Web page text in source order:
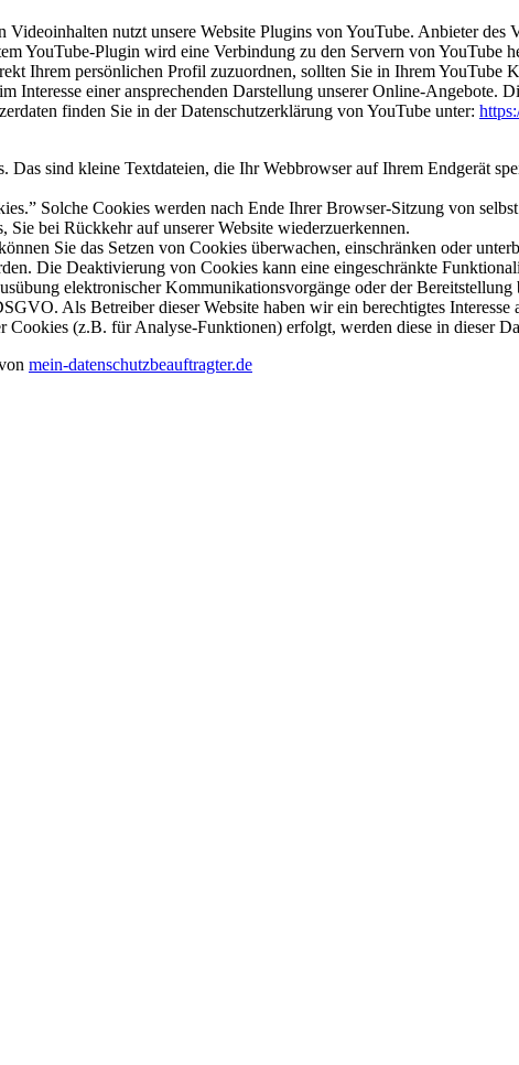
Videoinhalten nutzt unsere Website Plugins von YouTube. Anbieter
YouTube-Plugin wird eine Verbindung zu den Servern von YouTube
Ihrem persönlichen Profil zuzuordnen, sollten Sie in Ihrem
Interesse einer ansprechenden Darstellung unserer Online-Angebote.
finden Sie in der Datenschutzerklärung von YouTube unter:
Das sind kleine Textdateien, die Ihr Webbrowser auf Ihrem Endgerät
Solche Cookies werden nach Ende Ihrer Browser-Sitzung von
Sie bei Rückkehr auf unserer Website wiederzuerkennen.
Sie das Setzen von Cookies überwachen, einschränken oder
Die Deaktivierung von Cookies kann eine eingeschränkte
elektronischer Kommunikationsvorgänge oder der
Als Betreiber dieser Website haben wir ein berechtigtes
Cookies (z.B. für Analyse-Funktionen) erfolgt, werden diese in dieser
mein-datenschutzbeauftragter.de